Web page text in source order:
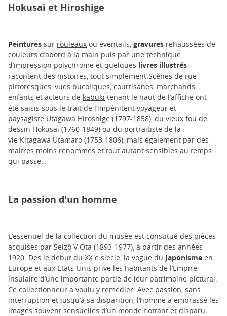
Hokusai et Hiroshige
Peintures sur rouleaux ou éventails, gravures rehaussées de
couleurs d’abord à la main puis par une technique
d’impression polychrome et quelques livres illustrés
racontent des histoires, tout simplement.Scènes de rue
pittoresques, vues bucoliques, courtisanes, marchands,
enfants et acteurs de kabuki tenant le haut de l’affiche ont
été saisis sous le trait de l’impénitent voyageur et
paysagiste Utagawa Hiroshige (1797-1858), du vieux fou de
dessin Hokusai (1760-1849) ou du portraitiste de la
vie Kitagawa Utamaro (1753-1806), mais également par des
maîtres moins renommés et tout autant sensibles au temps
qui passe…
La passion d'un homme
L’essentiel de la collection du musée est constitué des pièces
acquises par Seizô V Ota (1893-1977), à partir des années
1920. Dès le début du XX e siècle, la vogue du Japonisme en
Europe et aux Etats-Unis prive les habitants de l’Empire
insulaire d’une importante partie de leur patrimoine pictural.
Ce collectionneur a voulu y remédier. Avec passion, sans
interruption et jusqu’à sa disparition, l’homme a embrassé les
images souvent sensuelles d’un monde flottant et disparu.